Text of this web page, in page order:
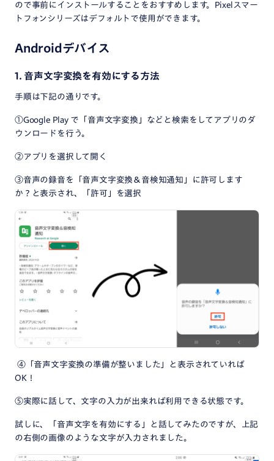
ので事前にインストールすることをおすすめします。Pixelスマー
トフォンシリーズはデフォルトで使用ができます。
Androidデバイス
1. 音声文字変換を有効にする方法
手順は下記の通りです。
①Google Play で「音声文字変換」などと検索をしてアプリのダ
ウンロードを行う。
②アプリを選択して開く
③音声の録音を「音声文字変換＆音検知通知」に許可します
か？と表示され、「許可」を選択
④「音声文字変換の準備が整いました」と表示されていれば
OK！
⑤実際に話して、文字の入力が出来れば利用できる状態です。
試しに、「音声文字を有効にする」と話してみたのですが、上記
の右側の画像のような文字が入力されました。